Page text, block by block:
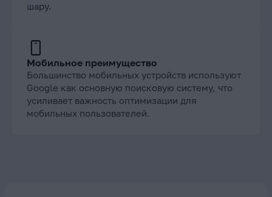
шару.
Мобильное преимущество
Большинство мобильных устройств используют
Google как основную поисковую систему, что
усиливает важность оптимизации для
мобильных пользователей.